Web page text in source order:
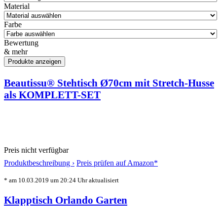
Material
Farbe
Bewertung
& mehr
Beautissu® Stehtisch Ø70cm mit Stretch-Husse
als KOMPLETT-SET
Preis nicht verfügbar
Produktbeschreibung › Preis prüfen auf Amazon*
* am 10.03.2019 um 20:24 Uhr aktualisiert
Klapptisch Orlando Garten